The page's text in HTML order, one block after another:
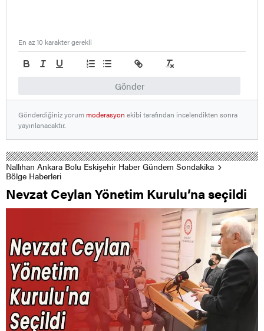
Gönder
En az 10 karakter gerekli
Gönderdiğiniz yorummoderasyon ekibi tarafından incelendikten sonra
yayınlanacaktır.
Nallıhan Ankara Bolu Eskişehir Haber Gündem Sondakika
Bölge Haberleri
Nevzat Ceylan Yönetim Kurulu’na seçildi